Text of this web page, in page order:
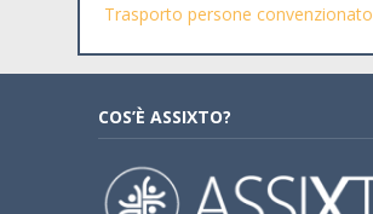
Trasporto persone convenzionato
COS’È ASSIXTO?